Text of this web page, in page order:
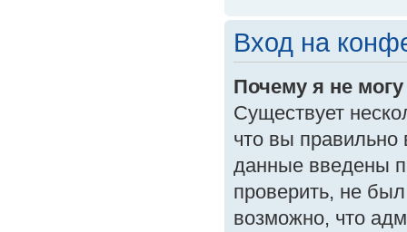
Вход на
Почему я не
Существует
что вы правильно
данные введены
проверить, не
возможно, что